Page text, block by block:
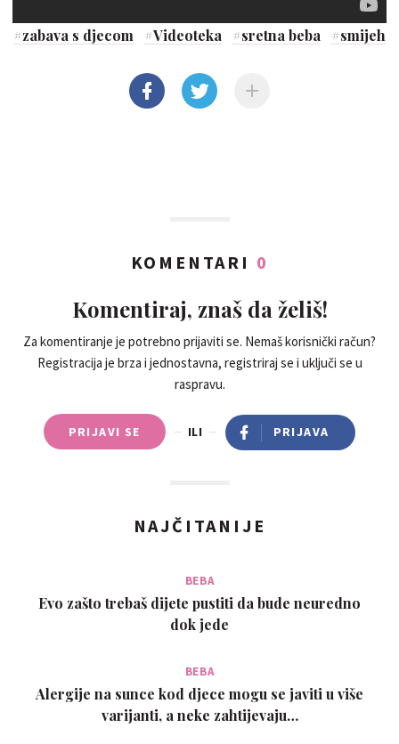
#zabava s djecom #Videoteka #sretna beba #smijeh
KOMENTARI 0
Komentiraj, znaš da želiš!
Za komentiranje je potrebno prijaviti se. Nemaš korisnički račun?
Registracija je brza i jednostavna, registriraj se i uključi se u
raspravu.
PRIJAVI SE ILI PRIJAVA
NAJČITANIJE
BEBA
Evo zašto trebaš dijete pustiti da bude neuredno
dok jede
BEBA
Alergije na sunce kod djece mogu se javiti u više
varijanti, a neke zahtijevaju…